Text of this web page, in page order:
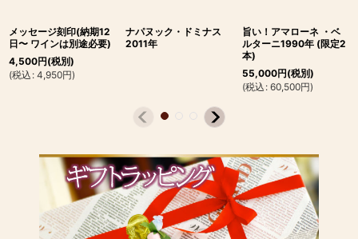
メッセージ刻印(納期12
日〜 ワインは別途必要)
4,500円(税別)
(税込 : 4,950円)
ナパヌック・ドミナス
2011年
旨い！アマローネ ・ベ
ルターニ1990年 (限定2
本)
55,000円(税別)
(税込 : 60,500円)